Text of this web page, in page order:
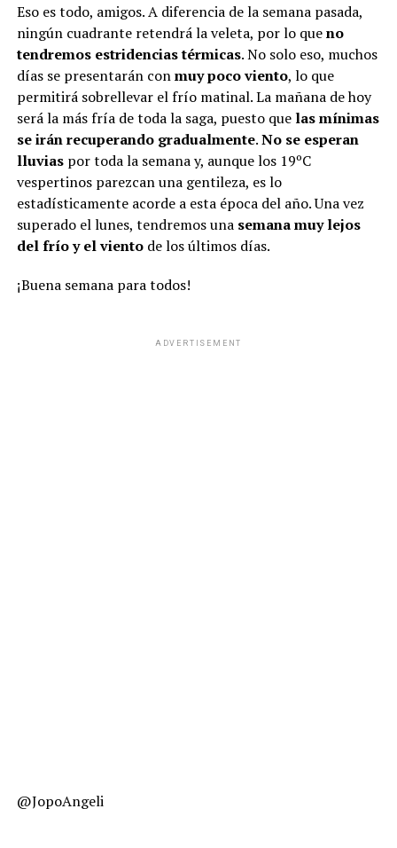
Eso es todo, amigos. A diferencia de la semana pasada,
ningún cuadrante retendrá la veleta, por lo queno
tendremos estridencias térmicas. No solo eso, muchos
días se presentarán conmuy poco viento, lo que
permitirá sobrellevar el frío matinal. La mañana de hoy
será la más fría de toda la saga, puesto que las mínimas
se irán recuperando gradualmente.No se esperan
lluviaspor toda la semana y, aunque los 19ºC
vespertinos parezcan una gentileza, es lo
estadísticamente acorde a esta época del año. Una vez
superado el lunes, tendremos una semana muy lejos
del frío y el vientode los últimos días.
¡Buena semana para todos!
ADVERTISEMENT
@JopoAngeli